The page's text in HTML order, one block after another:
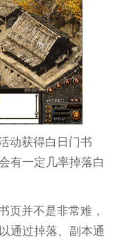
动获得白日门书
有一定几率掉落白
页并不是非常难，
通过掉落、副本通